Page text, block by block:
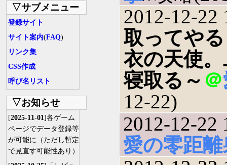
▽サブメニュー
登録サイト
サイト案内(FAQ)
リンク集
CSS作成
呼び名リスト
▽お知らせ
[2025-11-01]各ゲーム
ページでデータ登録等
が可能に（ただし暫定
で見直す可能性あり）
2012-12-22
取ってや
衣の天使
寝取る～ ＠
12-22)
2012-12-22
愛の零距